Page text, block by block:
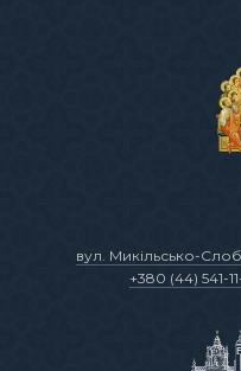
вул. Микільсько-
+380 (44) 541-